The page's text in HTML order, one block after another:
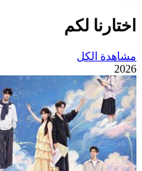
اختارنا لكم
مشاهدة الكل
2026